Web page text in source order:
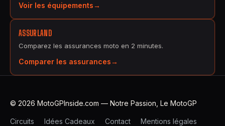
Voir les équipements
ASSURLAND
Comparez les assurances moto en 2 minutes.
Comparer les assurances
© 2026 MotoGPInside.com — Notre Passion, Le MotoGP
Circuits Idées Cadeaux Contact
Mentions légales